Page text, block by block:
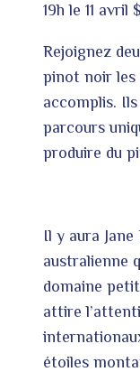
19h le 11 avril
Rejoignez
pinot noir les
accomplis.
parcours
produire du
Il y aura
australienne
domaine
attire
étoiles